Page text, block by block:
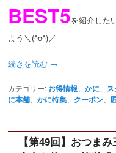
BEST5を紹介した
よう＼(^o^)／
続きを読む →
カテゴリー: お得情報 、かに
に本舗 、かに特集 クーポン 、
【第49回】おつま